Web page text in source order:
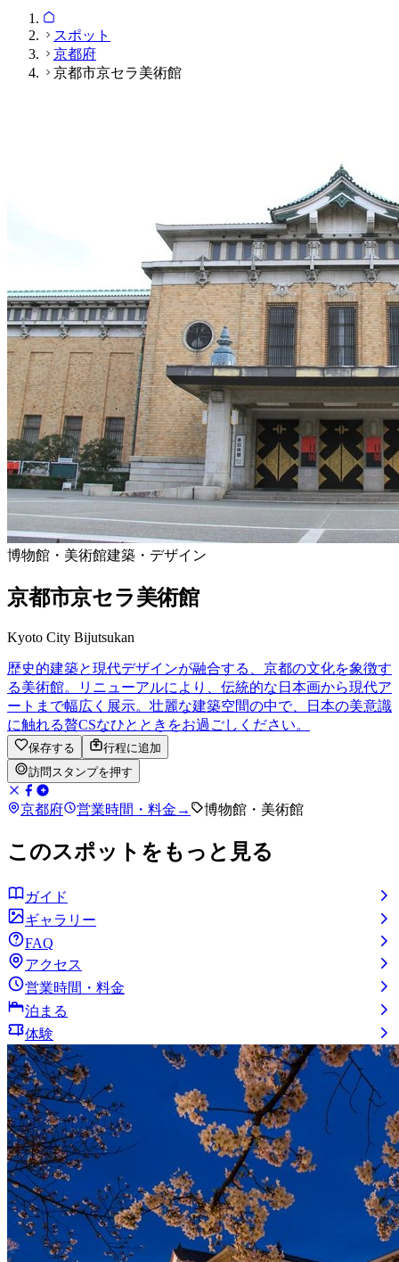
スポット
京都府
京都市京セラ美術館
博物館・美術館建築・デザイン
京都市京セラ美術館
Kyoto City Bijutsukan
歴史的建築と現代デザインが融合する、京都の文化を象徴す
る美術館。リニューアルにより、伝統的な日本画から現代ア
ートまで幅広く展示。壮麗な建築空間の中で、日本の美意識
に触れる贅CSなひとときをお過ごしください。
保存する
行程に追加
訪問スタンプを押す
京都府 営業時間・料金 → 博物館・美術館
このスポットをもっと見る
ガイド
ギャラリー
FAQ
アクセス
営業時間・料金
泊まる
体験